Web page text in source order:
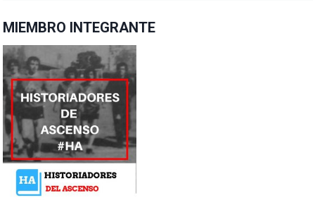
MIEMBRO INTEGRANTE